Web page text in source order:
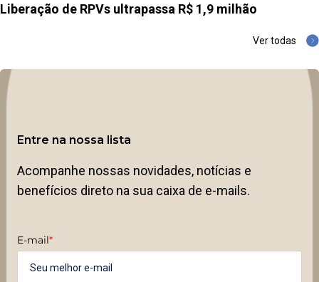
Liberação de RPVs ultrapassa R$ 1,9 milhão
Ver todas
Entre na nossa lista
Acompanhe nossas novidades, notícias e
benefícios direto na sua caixa de e-mails.
E-mail*